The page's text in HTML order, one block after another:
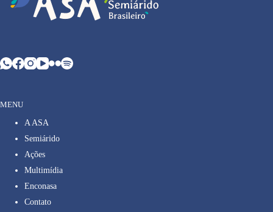
MENU
A ASA
Semiárido
Ações
Multimídia
Enconasa
Contato